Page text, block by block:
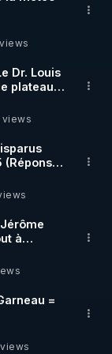
sur la
Dr. Louis
plateau
views
(Réponse
Jérôme
à
=